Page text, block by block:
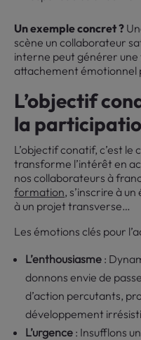
Un exemple concret ?
scène un collaborateur
interne peut générer
attachement émotionnel
L’objectif
la
L’objectif conatif, c’est le
transforme l’intérêt en
nos collaborateurs à
formation, s’inscrire à
à un projet transverse…
Les émotions clés pour
L’enthousiasme :
donnons envie de
d’action percutants,
développement
L’urgence : Insufflons